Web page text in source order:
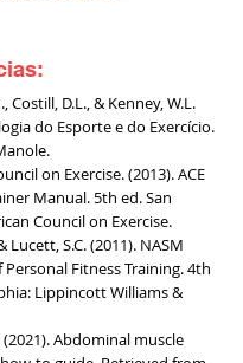
Costill, D.L., & Kenney, W.L.
do Esporte e do Exercício.
on Exercise. (2013). ACE
Manual. 5th ed. San
Council on Exercise.
Lucett, S.C. (2011). NASM
Personal Fitness Training. 4th
Lippincott Williams &
Abdominal muscle